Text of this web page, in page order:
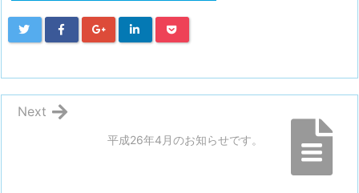
平成26年4月のお知らせです。
Next